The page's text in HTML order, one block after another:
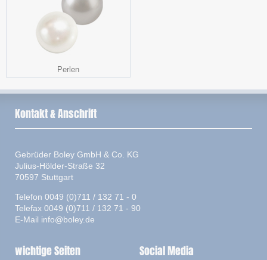
Perlen
Kontakt & Anschrift
Gebrüder Boley GmbH & Co. KG
Julius-Hölder-Straße 32
70597 Stuttgart
Telefon 0049 (0)711 / 132 71 - 0
Telefax 0049 (0)711 / 132 71 - 90
E-Mail info@boley.de
wichtige Seiten Social Media